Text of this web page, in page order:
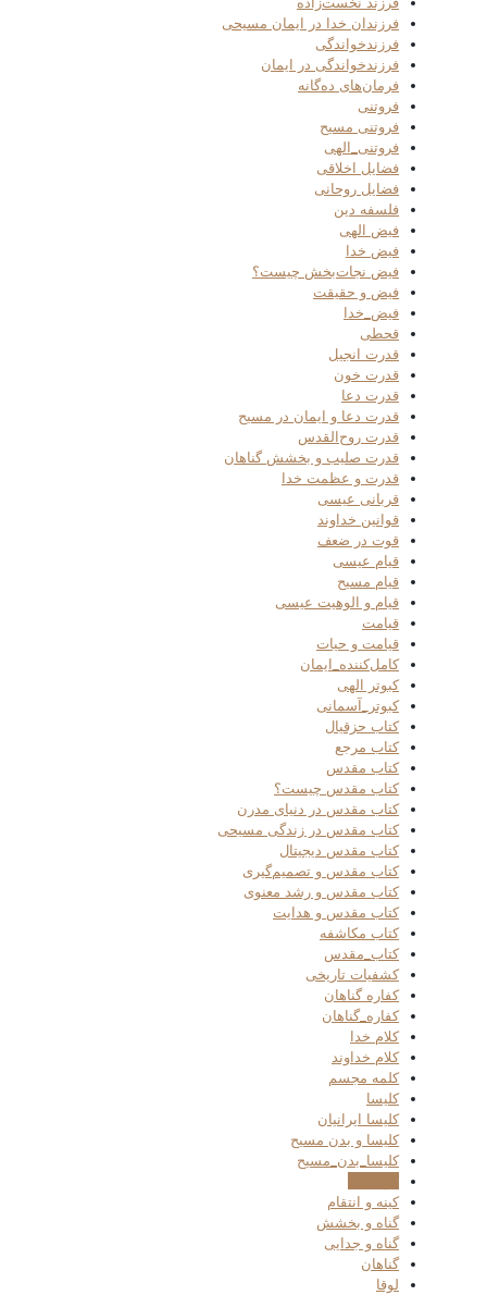
فرزندان خدا در ایمان مسیحی
فرزندخواندگی
فرزندخواندگی در ایمان
فرمان‌های ده‌گانه
فروتنی
فروتنی مسیح
فروتنی_الهی
فضایل اخلاقی
فضایل روحانی
فلسفه دین
فیض الهی
فیض خدا
فیض نجات‌بخش چیست؟
فیض و حقیقت
فیض_خدا
قحطی
قدرت انجیل
قدرت خون
قدرت دعا
قدرت دعا و ایمان در مسیح
قدرت روح‌القدس
قدرت صلیب و بخشش گناهان
قدرت و عظمت خدا
قربانی عیسی
قوانین خداوند
قوت در ضعف
قیام عیسی
قیام مسیح
قیام و الوهیت عیسی
قیامت
قیامت و حیات
کامل‌کننده_ایمان
کبوتر الهی
کبوتر_آسمانی
کتاب حزقیال
کتاب مرجع
کتاب مقدس
کتاب مقدس چیست؟
کتاب مقدس در دنیای مدرن
کتاب مقدس در زندگی مسیحی
کتاب مقدس دیجیتال
کتاب مقدس و تصمیم‌گیری
کتاب مقدس و رشد معنوی
کتاب مقدس و هدایت
کتاب مکاشفه
کتاب_مقدس
کشفیات تاریخی
کفاره گناهان
کفاره_گناهان
کلام خدا
کلام خداوند
کلمه مجسم
کلیسا
کلیسا ایرانیان
کلیسا و بدن مسیح
کلیسا_بدن_مسیح
کینه و انتقام
گناه و بخشش
گناه و جدایی
گناهان
لوقا